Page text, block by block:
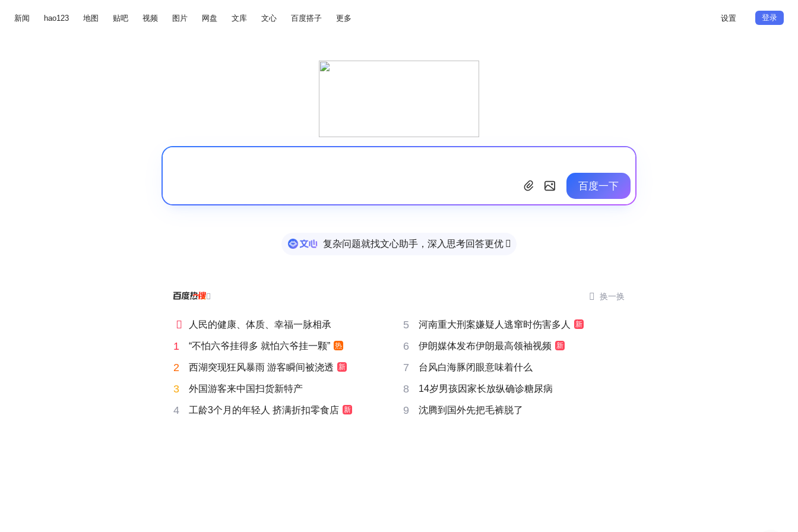
新闻 hao123 地图 贴吧 视频 图片 网盘 文库 文心 百度搭子 更多 设置 登录
百度一下
复杂问题就找文心助手，深入思考回答更优 
  换一换
 人民的健康、体质、幸福一脉相承 5 河南重大刑案嫌疑人逃窜时伤害多人 新
1 “不怕六爷挂得多 就怕六爷挂一颗” 热 6 伊朗媒体发布伊朗最高领袖视频 新
2 西湖突现狂风暴雨 游客瞬间被浇透 新 7 台风白海豚闭眼意味着什么
3 外国游客来中国扫货新特产 8 14岁男孩因家长放纵确诊糖尿病
4 工龄3个月的年轻人 挤满折扣零食店 新 9 沈腾到国外先把毛裤脱了